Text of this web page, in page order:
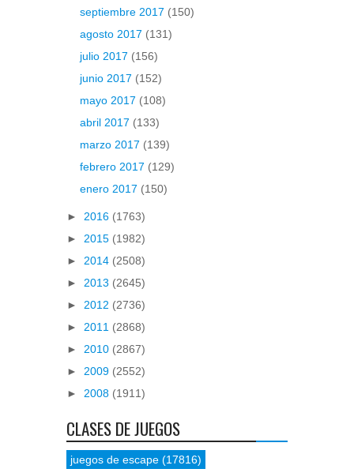
septiembre 2017 (150)
agosto 2017 (131)
julio 2017 (156)
junio 2017 (152)
mayo 2017 (108)
abril 2017 (133)
marzo 2017 (139)
febrero 2017 (129)
enero 2017 (150)
► 2016 (1763)
► 2015 (1982)
► 2014 (2508)
► 2013 (2645)
► 2012 (2736)
► 2011 (2868)
► 2010 (2867)
► 2009 (2552)
► 2008 (1911)
CLASES DE JUEGOS
juegos de escape (17816)